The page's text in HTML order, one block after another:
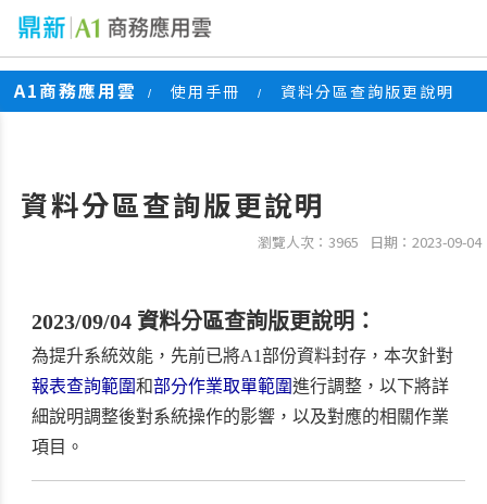
A1商務應用雲 / 使用手冊 / 資料分區查詢版更說明
資料分區查詢版更說明
瀏覽人次：3965 日期：2023-09-04
2023/09/04 資料分區查詢版更說明：
為提升系統效能，先前已將A1部份資料封存，本次針對
報表查詢範圍和部分作業取單範圍進行調整，以下將詳
細說明調整後對系統操作的影響，以及對應的相關作業
項目。